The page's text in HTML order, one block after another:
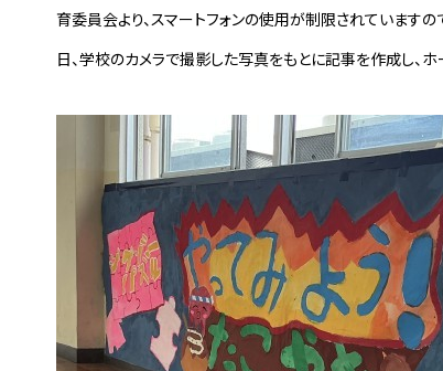
育委員会より、スマートフォンの使用が制限されています
日、学校のカメラで撮影した写真をもとに記事を作成し、